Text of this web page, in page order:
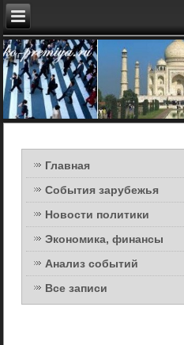
Главная
События зарубежья
Новости политики
Экономика, финансы
Анализ событий
Все записи